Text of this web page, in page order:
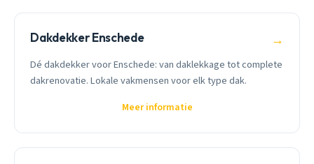
Dakdekker Enschede →
Dé dakdekker voor Enschede: van daklekkage tot complete
dakrenovatie. Lokale vakmensen voor elk type dak.
Meer informatie